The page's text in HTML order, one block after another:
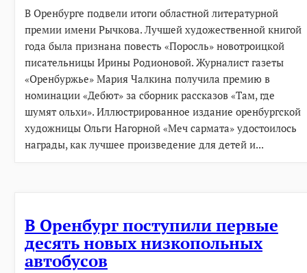
В Оренбурге подвели итоги областной литературной
премии имени Рычкова. Лучшей художественной книгой
года была признана повесть «Поросль» новотроицкой
писательницы Ирины Родионовой. Журналист газеты
«Оренбуржье» Мария Чалкина получила премию в
номинации «Дебют» за сборник рассказов «Там, где
шумят ольхи». Иллюстрированное издание оренбургской
художницы Ольги Нагорной «Меч сармата» удостоилось
награды, как лучшее произведение для детей и...
В Оренбург поступили первые
десять новых низкопольных
автобусов